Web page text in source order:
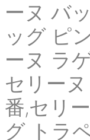
ーヌ バ
ッグ ピ
ーヌ ラ
セリー
番,セリ
グ トラ